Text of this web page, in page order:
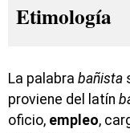
Etimología
La palabra bañista
proviene del latín
oficio, empleo,